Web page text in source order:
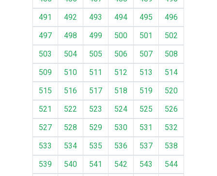
491
492 493 494 495
496
497
498 499 500 501
502
503
504 505 506 507
508
509
510 511 512 513
514
515
516 517 518 519
520
521
522 523 524 525
526
527
528 529 530 531
532
533
534 535 536 537
538
539
540 541 542 543
544